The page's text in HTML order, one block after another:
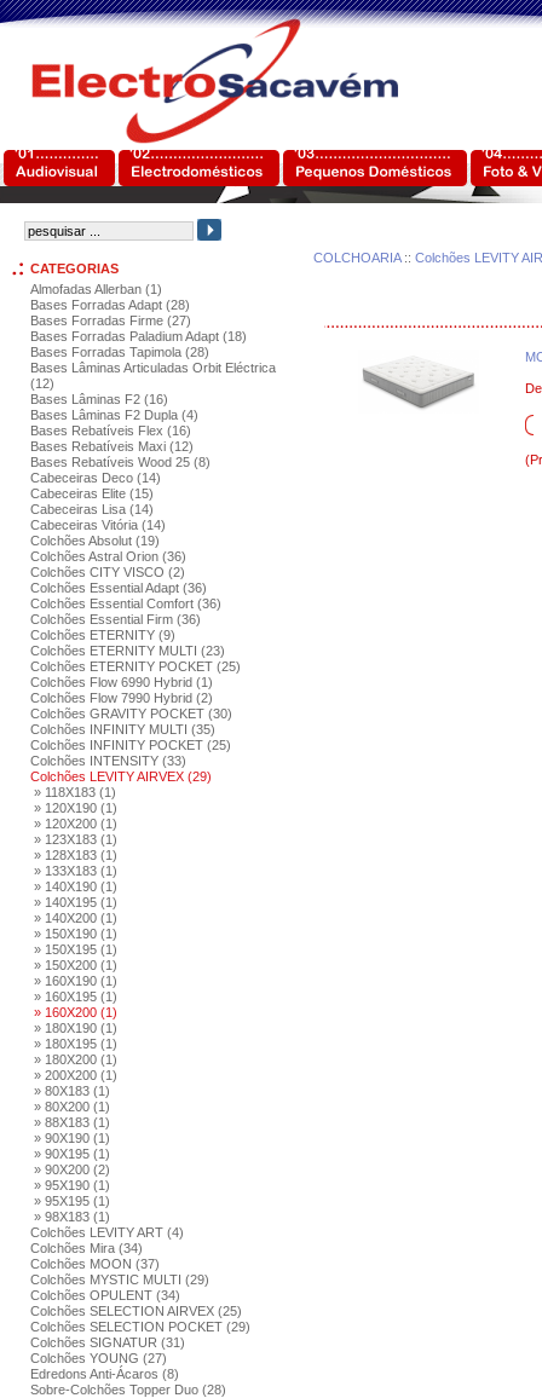
CATEGORIAS
Almofadas Allerban (1)
Bases Forradas Adapt (28)
Bases Forradas Firme (27)
Bases Forradas Paladium Adapt (18)
Bases Forradas Tapimola (28)
Bases Lâminas Articuladas Orbit Eléctrica
(12)
Bases Lâminas F2 (16)
Bases Lâminas F2 Dupla (4)
Bases Rebatíveis Flex (16)
Bases Rebatíveis Maxi (12)
Bases Rebatíveis Wood 25 (8)
Cabeceiras Deco (14)
Cabeceiras Elite (15)
Cabeceiras Lisa (14)
Cabeceiras Vitória (14)
Colchões Absolut (19)
Colchões Astral Orion (36)
Colchões CITY VISCO (2)
Colchões Essential Adapt (36)
Colchões Essential Comfort (36)
Colchões Essential Firm (36)
Colchões ETERNITY (9)
Colchões ETERNITY MULTI (23)
Colchões ETERNITY POCKET (25)
Colchões Flow 6990 Hybrid (1)
Colchões Flow 7990 Hybrid (2)
Colchões GRAVITY POCKET (30)
Colchões INFINITY MULTI (35)
Colchões INFINITY POCKET (25)
Colchões INTENSITY (33)
Colchões LEVITY AIRVEX (29)
» 118X183 (1)
» 120X190 (1)
» 120X200 (1)
» 123X183 (1)
» 128X183 (1)
» 133X183 (1)
» 140X190 (1)
» 140X195 (1)
» 140X200 (1)
» 150X190 (1)
» 150X195 (1)
» 150X200 (1)
» 160X190 (1)
» 160X195 (1)
» 160X200 (1)
» 180X190 (1)
» 180X195 (1)
» 180X200 (1)
» 200X200 (1)
» 80X183 (1)
» 80X200 (1)
» 88X183 (1)
» 90X190 (1)
» 90X195 (1)
» 90X200 (2)
» 95X190 (1)
» 95X195 (1)
» 98X183 (1)
Colchões LEVITY ART (4)
Colchões Mira (34)
Colchões MOON (37)
Colchões MYSTIC MULTI (29)
Colchões OPULENT (34)
Colchões SELECTION AIRVEX (25)
Colchões SELECTION POCKET (29)
Colchões SIGNATUR (31)
Colchões YOUNG (27)
Edredons Anti-Ácaros (8)
Sobre-Colchões Topper Duo (28)
COLCHOARIA:: Colchões LEVITY